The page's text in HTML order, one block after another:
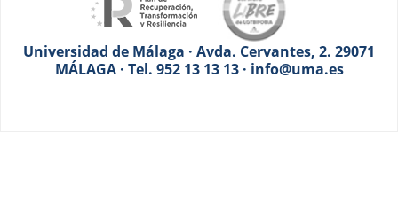
Universidad de Málaga · Avda. Cervantes, 2. 29071
MÁLAGA · Tel. 952 13 13 13 · info@uma.es